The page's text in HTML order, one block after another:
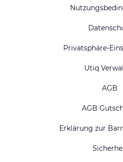
Privatsphäre-
Utiq
AGB
AGB
Erklärung zur